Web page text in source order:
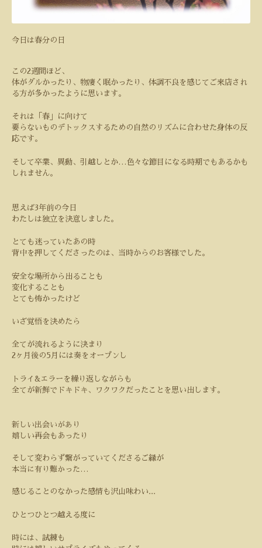
今日は春分の日
この2週間ほど、
体がダルかったり、物凄く眠かったり、体調不良を感じてご来店され
る方が多かったように思います。
それは「春」に向けて
要らないものデトックスするための自然のリズムに合わせた身体の反
応です。
そして卒業、異動、引越しとか
色々な節目になる時期でもあるかも
しれません。
思えば3年前の今日
わたしは独立を決意しました。
とても迷っていたあの時
背中を押してくださったのは、当時からのお客様でした。
安全な場所から出ることも
変化することも
とても怖かったけど
いざ覚悟を決めたら
全てが流れるように決まり
2 ヶ月後の5 月には奏をオープンし
トライ & エラーを繰り返しながらも
全てが新鮮でドキドキ、ワクワクだったことを思い出します。
新しい出会いがあり
嬉しい再会もあったり
そして変わらず繋がっていてくださるご縁が
本当に有り難かった…
感じることのなかった感情も沢山味わい...
ひとつひとつ越える度に
時には、試練も